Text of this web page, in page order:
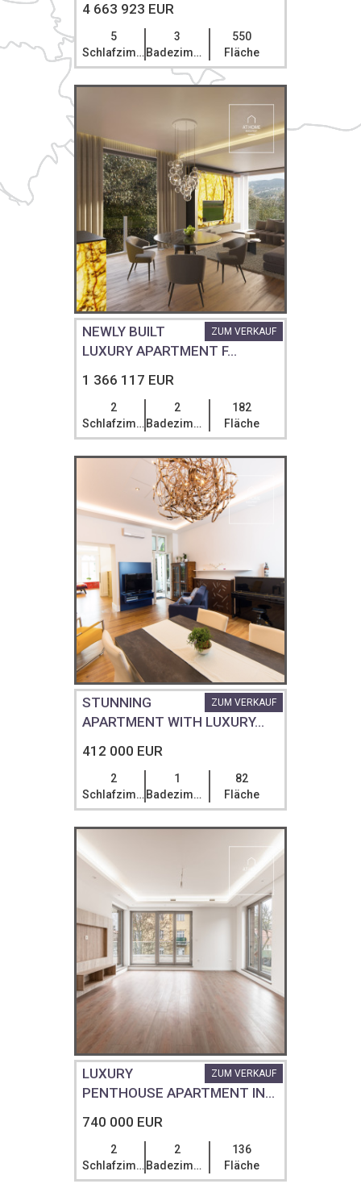
4 663 923 EUR
5
Schlafzimmer
3
Badezimmer
550
Fläche
ZUM VERKAUF
NEWLY BUILT
LUXURY APARTMENT F...
1 366 117 EUR
2
Schlafzimmer
2
Badezimmer
182
Fläche
ZUM VERKAUF
STUNNING
APARTMENT WITH LUXURY...
412 000 EUR
2
Schlafzimmer
1
Badezimmer
82
Fläche
ZUM VERKAUF
LUXURY
PENTHOUSE APARTMENT IN...
740 000 EUR
2
Schlafzimmer
2
Badezimmer
136
Fläche